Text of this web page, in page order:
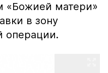
«Божией матери»
в зону
операции.